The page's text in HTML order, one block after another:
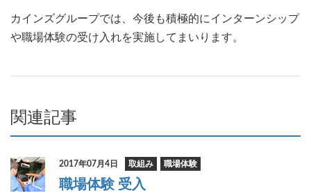
カインズグループでは、今後も積極的にインターンシップ
や職場体験の受け入れを実施してまいります。
関連記事
2017年07月4日 取組み 職場体験
職場体験 受入